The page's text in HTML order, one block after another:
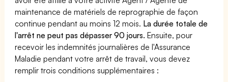
maintenance de matériels de reprographie de façon
continue pendant au moins 12 mois. La durée totale de
l'arrêt ne peut pas dépasser 90 jours. Ensuite, pour
recevoir les indemnités journalières de l'Assurance
Maladie pendant votre arrêt de travail, vous devez
remplir trois conditions supplémentaires :